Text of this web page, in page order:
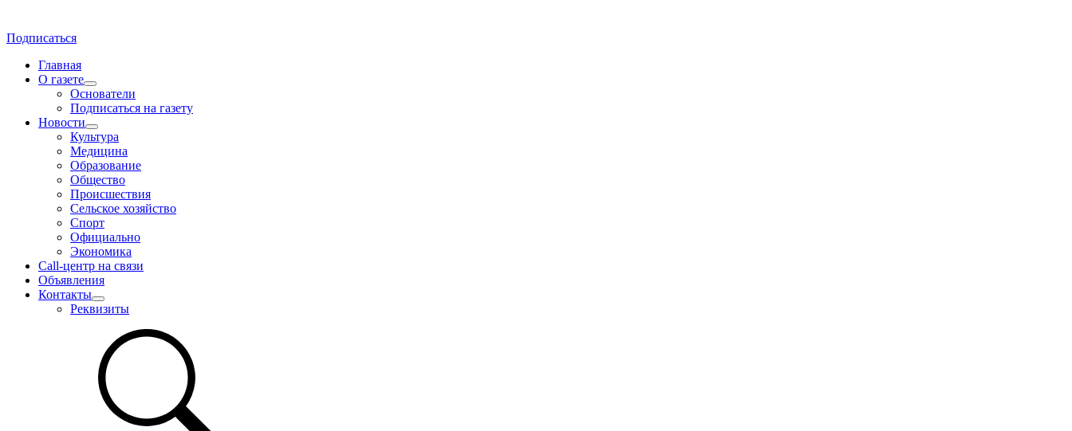
Подписаться
Главная
О газете
Основатели
Подписаться на газету
Новости
Культура
Медицина
Образование
Общество
Происшествия
Сельское хозяйство
Спорт
Официально
Экономика
Call-центр на связи
Объявления
Контакты
Реквизиты